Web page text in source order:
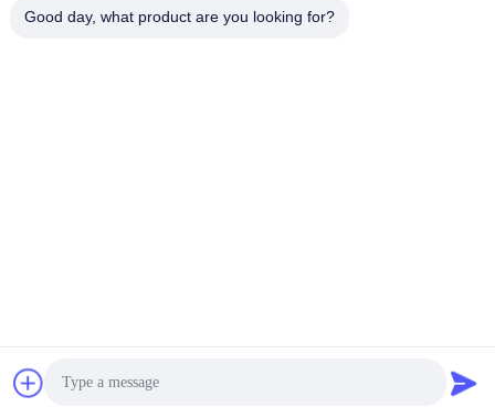
Good day, what product are you looking for?